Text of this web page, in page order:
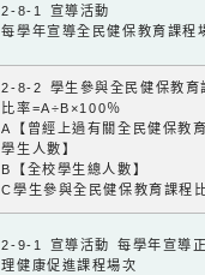
2-8-1 宣導活動
每學年宣導全民健保教育課程
2-8-2 學生參與全民健保教育
比率=A÷B×100％
A【曾經上過有關全民健保教
學生人數】
B【全校學生總人數】
C學生參與全民健保教育課程
2-9-1 宣導活動 每學年宣導
理健康促進課程場次